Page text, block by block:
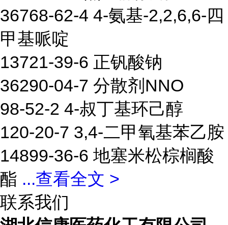
36768-62-4 4-氨基-2,2,6,6-四
甲基哌啶
13721-39-6 正钒酸钠
36290-04-7 分散剂NNO
98-52-2 4-叔丁基环己醇
120-20-7 3,4-二甲氧基苯乙胺
14899-36-6 地塞米松棕榈酸
酯 ...查看全文 >
联系我们